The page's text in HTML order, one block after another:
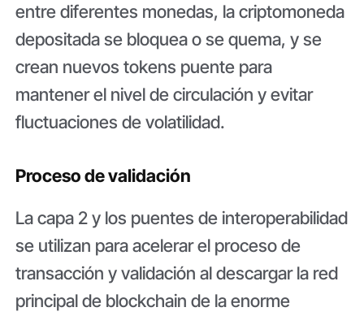
entre diferentes monedas, la criptomoneda
depositada se bloquea o se quema, y ​​se
crean nuevos tokens puente para
mantener el nivel de circulación y evitar
fluctuaciones de volatilidad.
Proceso de validación
La capa 2 y los puentes de interoperabilidad
se utilizan para acelerar el proceso de
transacción y validación al descargar la red
principal de blockchain de la enorme